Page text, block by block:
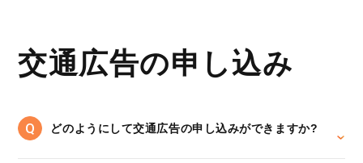
交通広告の申し込み
どのようにして交通広告の申し込みができますか?